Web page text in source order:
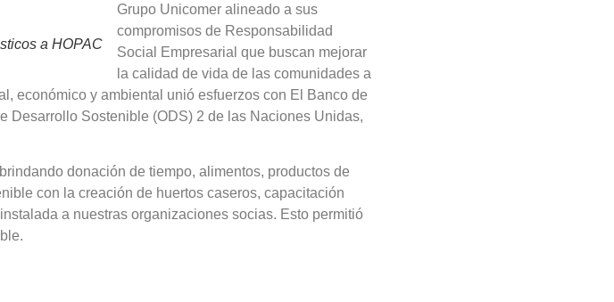
a HOPAC
Grupo Unicomer alineado a sus
compromisos de Responsabilidad
Social Empresarial que buscan mejorar
la calidad de vida de las comunidades a
económico y ambiental unió esfuerzos con El Banco de
Desarrollo Sostenible (ODS) 2 de las Naciones Unidas,
donación de tiempo, alimentos, productos de
con la creación de huertos caseros, capacitación
a nuestras organizaciones socias. Esto permitió